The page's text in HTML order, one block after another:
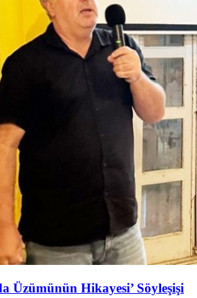
Üzümünün Hikayesi’ Söyleşişi